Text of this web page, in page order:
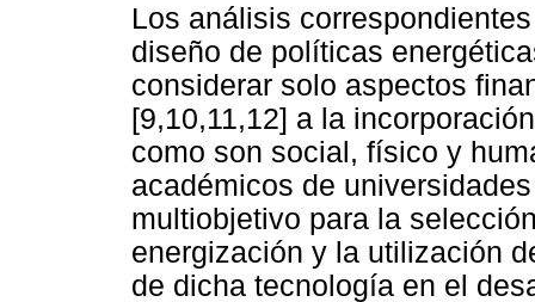
Los análisis
diseño de políticas
considerar solo aspectos
[9,10,11,12] a la
como son social, físico y
académicos de
multiobjetivo para la
energización y la utilización
de dicha tecnología en el